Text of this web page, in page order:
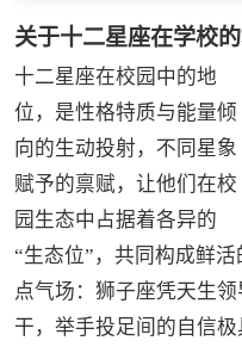
关于十二星座在学校
十二星座在校园中的地
位，是性格特质与能量倾
向的生动投射，不同星象
赋予的禀赋，让他们在校
园生态中占据着各异的
“生态位”，共同构成鲜
点气场：狮子座凭天生
干，举手投足间的自信